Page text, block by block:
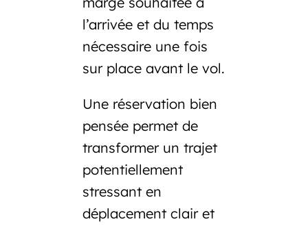
l’arrivée et du temps
nécessaire une fois
sur place avant le vol.
Une réservation bien
pensée permet de
transformer un trajet
potentiellement
stressant en
déplacement clair et